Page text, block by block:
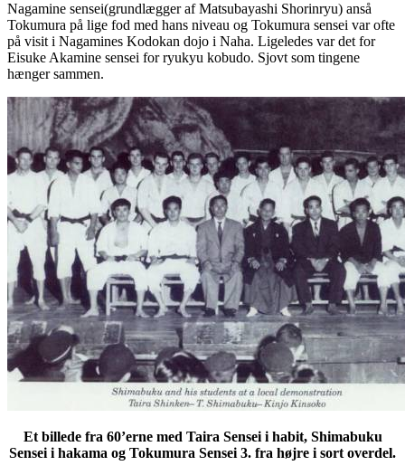
Nagamine sensei(grundlægger af Matsubayashi Shorinryu) anså
Tokumura på lige fod med hans niveau og Tokumura sensei var ofte
på visit i Nagamines Kodokan dojo i Naha. Ligeledes var det for
Eisuke Akamine sensei for ryukyu kobudo. Sjovt som tingene
hænger sammen.
Et billede fra 60’erne med Taira Sensei i habit, Shimabuku
Sensei i hakama og Tokumura Sensei 3. fra højre i sort overdel.